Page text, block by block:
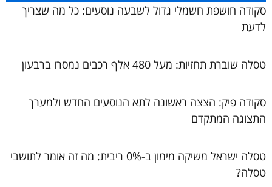
סקודה חושפת חשמלי גדול לשבעה נוסעים: כל מה שצריך
לדעת
טסלה שוברת תחזיות: מעל 480 אלף רכבים נמסרו ברבעון
סקודה פיק: הצצה ראשונה לתא הנוסעים החדש ולמערך
התצוגה המתקדם
טסלה ישראל משיקה מימון ב-0% ריבית: מה זה אומר לתושבי
טסלה?